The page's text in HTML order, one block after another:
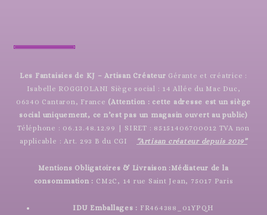
Les Fantaisies de KJ – Artisan Créateur Gérante et créatrice :
Isabelle ROGGIOLANI Siège social : 14 Allée du Mac Duc,
06340 Cantaron, France (Attention : cette adresse est un siège
social uniquement, ce n’est pas un magasin ouvert au public)
Téléphone : 06.13.48.12.99 | SIRET : 85151406700012 TVA non
applicable : Art. 293 B du CGI
“Artisan créateur depuis 2019”
Mentions Obligatoires & Livraison :Médiateur de la
consommation : CM2C, 14 rue Saint Jean, 75017 Paris
IDU Emballages : FR464388_01YPQH